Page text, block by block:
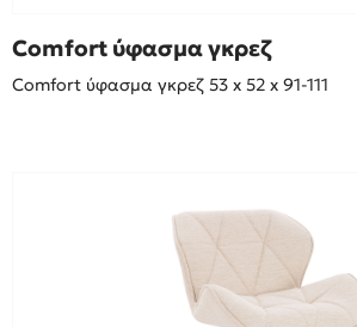
Comfort ύφασμα γκρεζ
Comfort ύφασμα γκρεζ 53 x 52 x 91-111